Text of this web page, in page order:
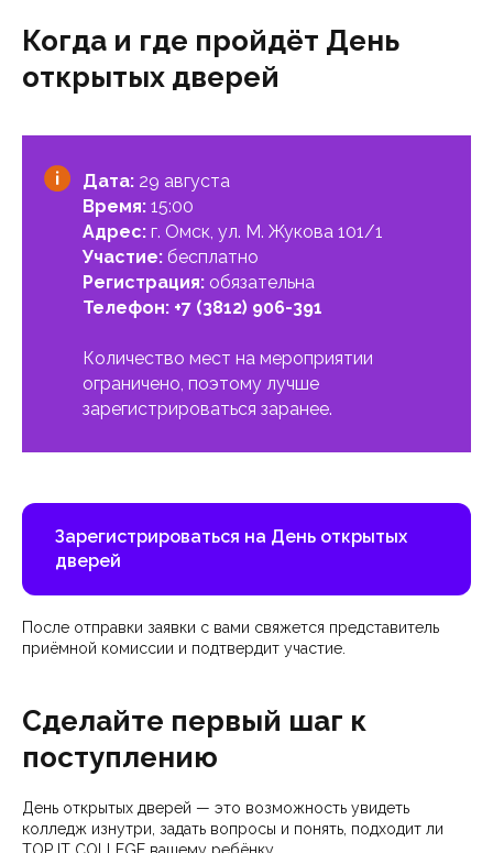
Когда и где пройдёт День
открытых дверей
Дата: 29 августа
Время: 15:00
Адрес: г. Омск, ул. М. Жукова 101/1
Участие: бесплатно
Регистрация: обязательна
Телефон: +7 (3812) 906-391
Количество мест на мероприятии
ограничено, поэтому лучше
зарегистрироваться заранее.
Зарегистрироваться на День открытых
дверей
После отправки заявки с вами свяжется представитель
приёмной комиссии и подтвердит участие.
Сделайте первый шаг к
поступлению
День открытых дверей — это возможность увидеть
колледж изнутри, задать вопросы и понять, подходит ли
TOP IT COLLEGE вашему ребёнку.